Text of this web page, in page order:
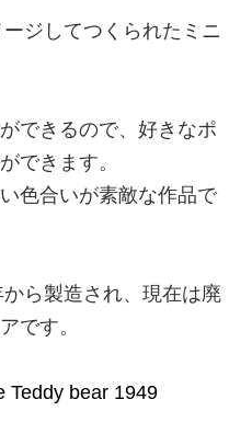
ジしてつくられたミニ
できるので、好きなポ
できます。
色合いが素敵な作品で
ら製造され、現在は廃
です。
Teddy bear 1949